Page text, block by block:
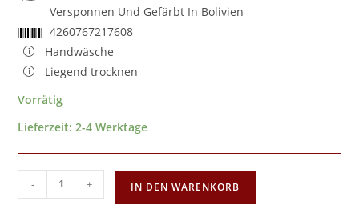
Versponnen Und Gefärbt In Bolivien
4260767217608
Handwäsche
Liegend trocknen
Vorrätig
Lieferzeit:2-4 Werktage
- + IN DEN WARENKORB